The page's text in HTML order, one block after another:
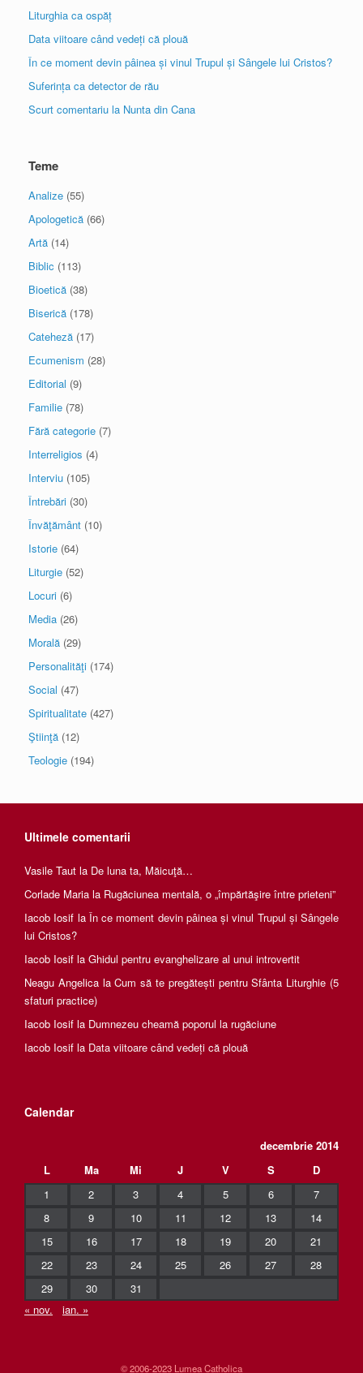
Liturghia ca ospăț
Data viitoare când vedeți că plouă
În ce moment devin pâinea și vinul Trupul și Sângele lui Cristos?
Suferința ca detector de rău
Scurt comentariu la Nunta din Cana
Teme
Analize (55)
Apologetică (66)
Artă (14)
Biblic (113)
Bioetică (38)
Biserică (178)
Cateheză (17)
Ecumenism (28)
Editorial (9)
Familie (78)
Fără categorie (7)
Interreligios (4)
Interviu (105)
Întrebări (30)
Învăţământ (10)
Istorie (64)
Liturgie (52)
Locuri (6)
Media (26)
Morală (29)
Personalităţi (174)
Social (47)
Spiritualitate (427)
Ştiinţă (12)
Teologie (194)
Ultimele comentarii
Vasile Taut la De luna ta, Măicuţă…
Corlade Maria la Rugăciunea mentală, o „împărtăşire între prieteni”
Iacob Iosif la În ce moment devin pâinea și vinul Trupul și Sângele
lui Cristos?
Iacob Iosif la Ghidul pentru evanghelizare al unui introvertit
Neagu AngelicalaCum să te pregătești pentru Sfânta Liturghie (5
sfaturi practice)
Iacob Iosif la Dumnezeu cheamă poporul la rugăciune
Iacob Iosif la Data viitoare când vedeți că plouă
Calendar
decembrie 2014
L
Ma Mi J V S
D
1
2 3 4 5 6
7
8
9 10 11 12 13
14
15
16 17 18 19 20
21
22
23 24 25 26 27
28
29
30
31
« nov.
ian. »
© 2006-2023 Lumea Catholica